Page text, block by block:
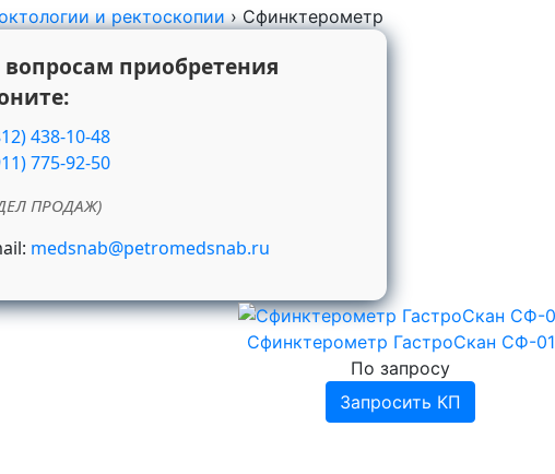
и ректоскопии ›Сфинктерометр
вопросам приобретения
438-10-48
775-92-50
ПРОДАЖ)
medsnab@petromedsnab.ru
Сфинктерометр ГастроСкан СФ-01
По запросу
Запросить КП